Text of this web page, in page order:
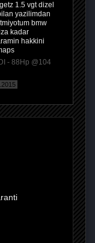
1.5 vgt dizel
yazilimdan
bmw
kadar
hakkini
- 88Hp @104